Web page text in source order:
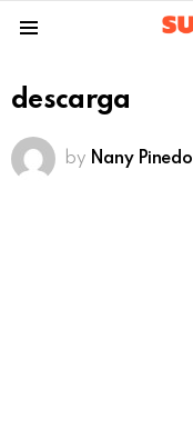
descarga
by Nany Pinedo